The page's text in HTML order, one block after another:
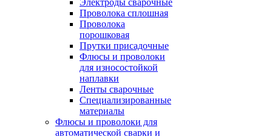
Электроды сварочные
Проволока сплошная
Проволока
порошковая
Прутки присадочные
Флюсы и проволоки
для износостойкой
наплавки
Ленты сварочные
Специализированные
материалы
Флюсы и проволоки для
автоматической сварки и